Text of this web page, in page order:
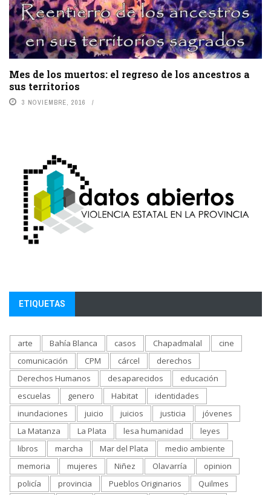
Mes de los muertos: el regreso de los ancestros a
sus territorios
3 NOVIEMBRE, 2016
ETIQUETAS
arte Bahía Blanca casos Chapadmalal
cine
comunicación
CPM cárcel
derechos
Derechos Humanos
desaparecidos
educación
escuelas
genero Habitat
identidades
inundaciones
juicio juicios justicia
jóvenes
La Matanza
La Plata lesa humanidad
leyes
libros
marcha Mar del Plata
medio ambiente
memoria
mujeres Niñez Olavarría
opinion
policía
provincia Pueblos Originarios
Quilmes